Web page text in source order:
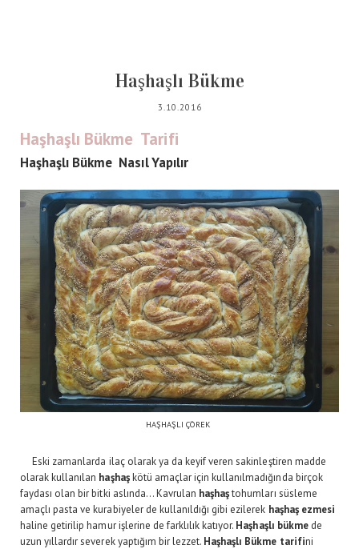
Haşhaşlı Bükme
3.10.2016
Haşhaşlı Bükme Tarifi
Haşhaşlı Bükme Nasıl Yapılır
HAŞHAŞLI ÇÖREK
Eski zamanlarda ilaç olarak ya da keyif veren sakinleştiren madde
olarak kullanılan haşhaşkötü amaçlar için kullanılmadığında birçok
faydası olan bir bitki aslında... Kavrulan haşhaştohumları süsleme
amaçlı pasta ve kurabiyeler de kullanıldığı gibi ezilerek haşhaş ezmesi
haline getirilip hamur işlerine de farklılık katıyor. Haşhaşlı bükme de
uzun yıllardır severek yaptığım bir lezzet. Haşhaşlı Bükme tarifini